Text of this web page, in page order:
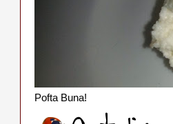
Pofta Buna!